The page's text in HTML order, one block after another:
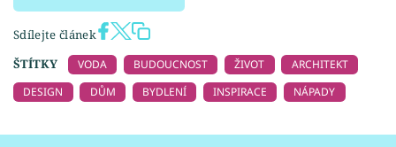
Sdílejte článek
ŠTÍTKY
VODA BUDOUCNOST ŽIVOT
ARCHITEKT
DESIGN
DŮM BYDLENÍ INSPIRACE NÁPADY